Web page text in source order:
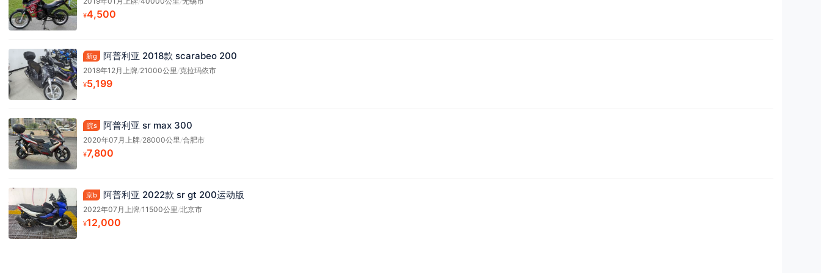
¥4,500
新g 阿普利亚 2018款 scarabeo 200
2018年12月上牌/21000公里 /克拉玛依市
¥5,199
皖s 阿普利亚 sr max 300
2020年07月上牌/28000公里 /合肥市
¥7,800
京b 阿普利亚 2022款 sr gt 200运动版
2022年07月上牌/11500公里 /北京市
¥12,000